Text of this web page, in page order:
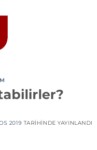
2019 TARIHINDE YAYINLANDI